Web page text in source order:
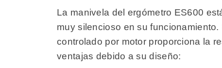
La manivela del ergómetro ES600
muy silencioso en su
controlado por motor proporciona la
ventajas debido a su diseño: